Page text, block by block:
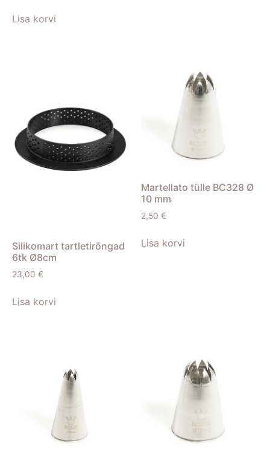
Lisa korvi
Silikomart tartletirõngad
6tk Ø8cm
23,00 €
Lisa korvi
Martellato tülle BC328 Ø
10 mm
2,50 €
Lisa korvi